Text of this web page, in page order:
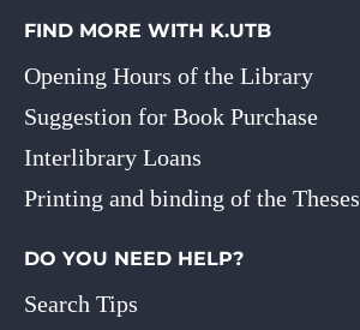
FIND MORE WITH K.UTB
Opening Hours of the Library
Suggestion for Book Purchase
Interlibrary Loans
Printing and binding of the Theses
DO YOU NEED HELP?
Search Tips